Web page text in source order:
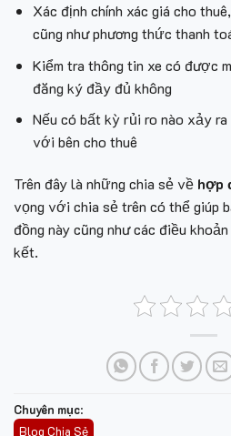
Xác định chính xác giá cho
cũng như phương thức thanh
Kiểm tra thông tin xe có được
đăng ký đầy đủ không
Nếu có bất kỳ rủi ro nào xảy ra
với bên cho thuê
Trên đây là những chia sẻ về hợp
vọng với chia sẻ trên có thể giúp
đồng này cũng như các điều
kết.
Chuyên mục:
Blog Chia Sẻ